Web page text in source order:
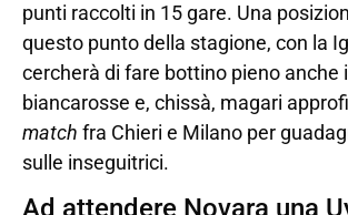
punti raccolti in 15 gare. Una
questo punto della stagione, con la
cercherà di fare bottino pieno anche
biancarosse e, chissà, magari
match fra Chieri e Milano per
sulle inseguitrici.